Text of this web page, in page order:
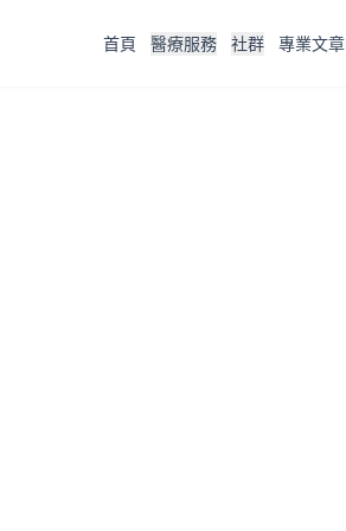
首頁 醫療服務 社群 專業文章